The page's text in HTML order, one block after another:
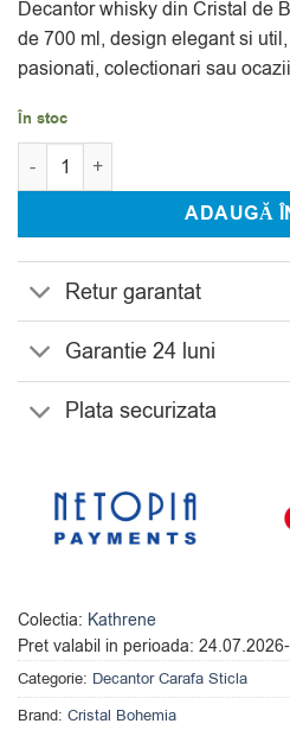
a
fost:
224.99 lei.
Decantor whisky din Cristal de
de 700 ml, design elegant si
pasionati, colectionari sau
În stoc
Cantitate Decantor pentru
ADAUGĂ
Retur garantat
Garantie 24 luni
Plata securizata
Colectia: Kathrene
Pret valabil in perioada:
Categorie: Decantor Carafa Sticla
Brand: Cristal Bohemia